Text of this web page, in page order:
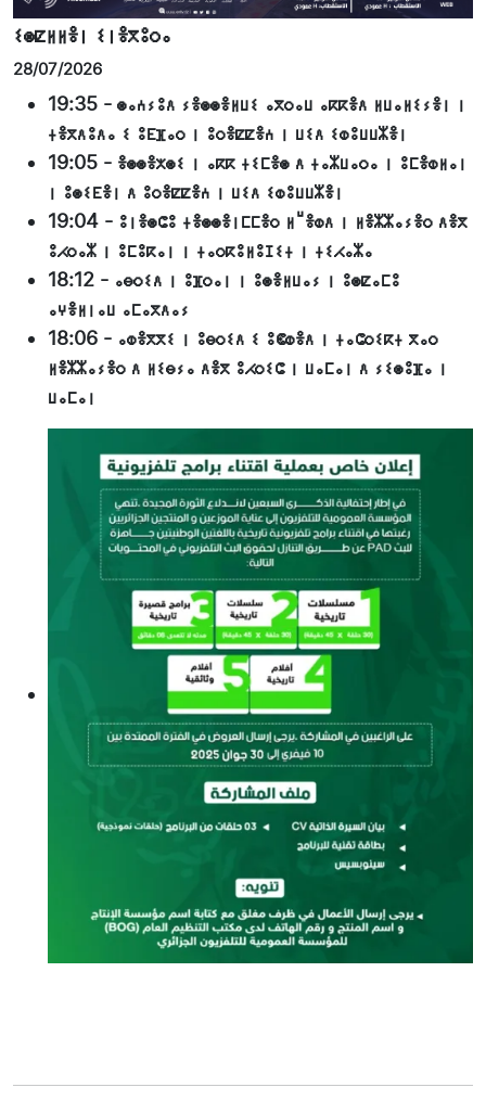
ⵉⵙⵇⵍⵍⴻⵏ ⵉⵏⴻⴳⵓⵔⴰ
28/07/2026
19:35 - ⵙⴰⵄⵢⵓⴷ ⵢⴻⵙⵙⴻⵍⵡⵉ ⴰⴳⵔⴰⵡ ⴰⴽⴽⴻⴷ ⵍⵡⴰⵍⵉⵢⴻⵏ ⵏ
ⵜⴻⴳⴷⵓⴷⴰ ⵉ ⵓⴹⴼⴰⵔ ⵏ ⵓⵔⴻⵇⵇⴻⵄ ⵏ ⵡⵉⴷ ⵉⵀⵓⵡⵡⵣⴻⵏ
19:05 - ⴻⵙⵙⴻⵅⵙⵉ ⵏ ⴰⴽⴽ ⵜⵉⵎⴻⵙ ⴷ ⵜⴰⵣⵡⴰⵔⴰ ⵏ ⵓⵎⴻⵀⵍⴰⵏ
ⵏ ⵓⵙⵉⴹⴻⵏ ⴷ ⵓⵔⴻⵇⵇⴻⵄ ⵏ ⵡⵉⴷ ⵉⵀⵓⵡⵡⵣⴻⵏ
19:04 - ⵓⵏⴻⵙⵛⵓ ⵜⴻⵙⵙⴻⵏⵎⵎⴻⵔ ⵍⵯⴻⵀⴷ ⵏ ⵍⴻⵣⵣⴰⵢⴻⵔ ⴷⴻⴳ
ⵓⵃⵔⴰⵣ ⵏ ⵓⵎⵓⴽⴰⵏ ⵏ ⵜⴰⵔⴽⵓⵍⵓⵊⵉⵜ ⵏ ⵜⵉⵃⴰⵣⴰ
18:12 - ⴰⴱⵔⵉⴷ ⵏ ⵓⴼⵔⴰⵏ ⵏ ⵓⵙⴻⵍⵡⴰⵢ ⵏ ⵓⵙⵇⴰⵎⵓ
ⴰⵖⴻⵍⵏⴰⵡ ⴰⵎⴰⴳⴷⴰⵢ
18:06 - ⴰⵀⴻⴳⴳⵉ ⵏ ⵓⴱⵔⵉⴷ ⵉ ⵓⵞⵀⴻⴷ ⵏ ⵜⴰⵛⵔⵉⴽⵜ ⴳⴰⵔ
ⵍⴻⵣⵣⴰⵢⴻⵔ ⴷ ⵍⵉⴱⵢⴰ ⴷⴻⴳ ⵓⵃⵔⵉⵛ ⵏ ⵡⴰⵎⴰⵏ ⴷ ⵢⵉⵙⵓⴼⴰ ⵏ
ⵡⴰⵎⴰⵏ